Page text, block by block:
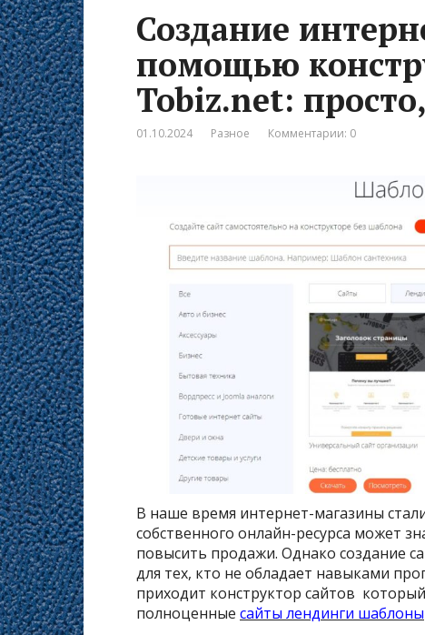
Создание
помощью
Tobiz.net:
01.10.2024 Разное Комментарии: 0
В наше время интернет-магазины
собственного онлайн-ресурса может
повысить продажи. Однако создание
для тех, кто не обладает навыками
приходит конструктор сайтов
полноценные сайты лендинги шаблоны